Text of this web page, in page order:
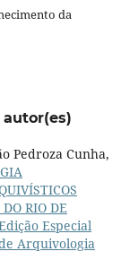
da
Pedroza Cunha,
RIO DE
Especial
Arquivologia